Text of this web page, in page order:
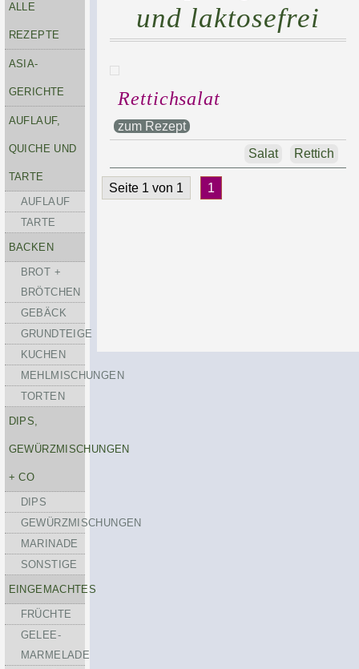
ALLE
REZEPTE
ASIA-
GERICHTE
AUFLAUF,
QUICHE UND
TARTE
AUFLAUF
TARTE
BACKEN
BROT +
BRÖTCHEN
GEBÄCK
GRUNDTEIGE
KUCHEN
MEHLMISCHUNGEN
TORTEN
DIPS,
GEWÜRZMISCHUNGEN
+ CO
DIPS
GEWÜRZMISCHUNGEN
MARINADE
SONSTIGE
EINGEMACHTES
FRÜCHTE
GELEE-
MARMELADE
und laktosefrei
Rettichsalat
zum Rezept
Rettich
Salat
Seite 1 von 1 1